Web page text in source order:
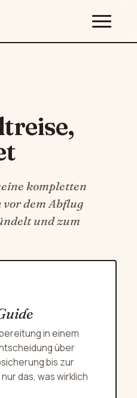
kompletten
vor dem Abflug
und zum
in einem
über
bis zur
das, was wirklich